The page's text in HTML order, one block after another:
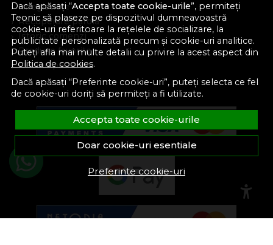
Dacă apăsați “Accepta toate cookie-urile”, permiteți
Teonic să plaseze pe dispozitivul dumneavoastră
cookie-uri referitoare la rețelele de socializare, la
publicitate personalizată precum și cookie-uri analitice.
Puteți afla mai multe detalii cu privire la acest aspect din
Politica de cookies.
Dacă apăsați “Preferinte cookie-uri”, puteți selecta ce fel
de cookie-uri doriți să permiteți a fi utilizate.
Accepta toate cookie-urile
Doar cookie-uri esentiale
Preferinte cookie-uri
Inregistrare
Recuperare parola
Istoric comenzi
Produse favorite
Devino partener